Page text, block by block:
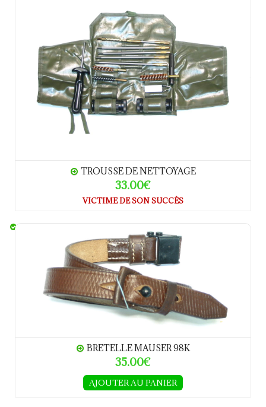
TROUSSE DE NETTOYAGE
33.00€
VICTIME DE SON SUCCÈS
Bretelle Mauser 98K
BRETELLE MAUSER 98K
35.00€
AJOUTER AU PANIER